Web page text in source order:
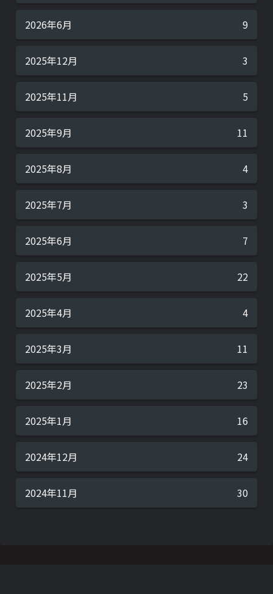
2026年6月 9
2025年12月 3
2025年11月 5
2025年9月 11
2025年8月 4
2025年7月 3
2025年6月 7
2025年5月 22
2025年4月 4
2025年3月 11
2025年2月 23
2025年1月 16
2024年12月 24
2024年11月 30